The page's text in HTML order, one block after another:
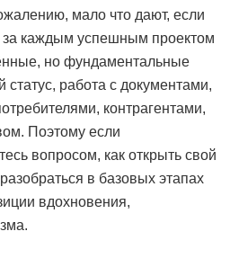
мало что дают, если
за каждым успешным проектом
но фундаментальные
работа с документами,
контрагентами,
Поэтому если
вопросом, как открыть свой
в базовых этапах
вдохновения,